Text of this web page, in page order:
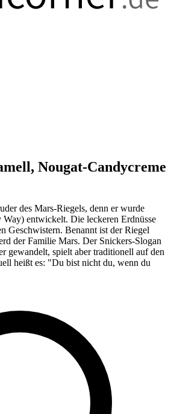
Nougat-Candycreme
des Mars-Riegels, denn er wurde
entwickelt. Die leckeren Erdnüsse
Geschwistern. Benannt ist der Riegel
der Familie Mars. Der Snickers-Slogan
gewandelt, spielt aber traditionell auf den
heißt es: "Du bist nicht du, wenn du